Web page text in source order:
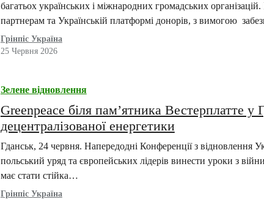
багатьох українських і міжнародних громадських
партнерам та Українській платформі донорів, з вимогою
Грінпіс Україна
25 Червня 2026
Зелене відновлення
Greenpeace біля пам’ятника Вестерплатте
децентралізованої енергетики
Гданськ, 24 червня. Напередодні Конференції з відновлення
польський уряд та європейських лідерів винести уроки з
має стати стійка…
Грінпіс Україна